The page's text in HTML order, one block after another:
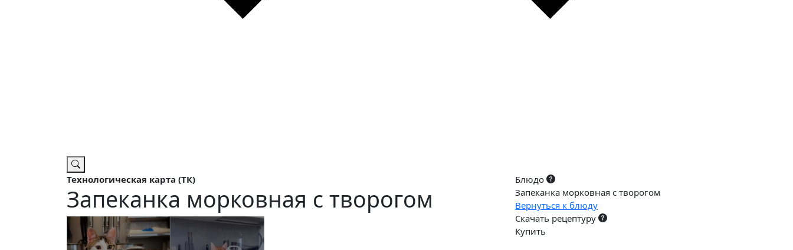
Блюдо
Запеканка морковная с творогом
Вернуться к блюду
Скачать рецептуру
Купить
Технологическая карта (ТК)
Запеканка морковная с творогом